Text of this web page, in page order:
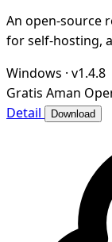
An open-source
for self-hosting,
Windows · v1.4.8
Gratis Aman
Detail
Download